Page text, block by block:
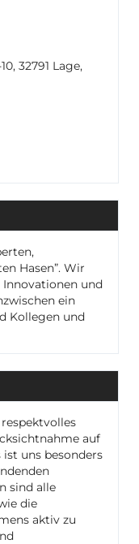
32791 Lage,
Hasen”. Wir
Innovationen und
ein
Kollegen und
auf
ist uns besonders
sind alle
die
aktiv zu